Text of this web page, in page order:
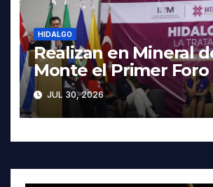
HIDALGO
Realizan en Mineral
Monte el Primer Foro
contra la Trata de
JUL 30, 2026